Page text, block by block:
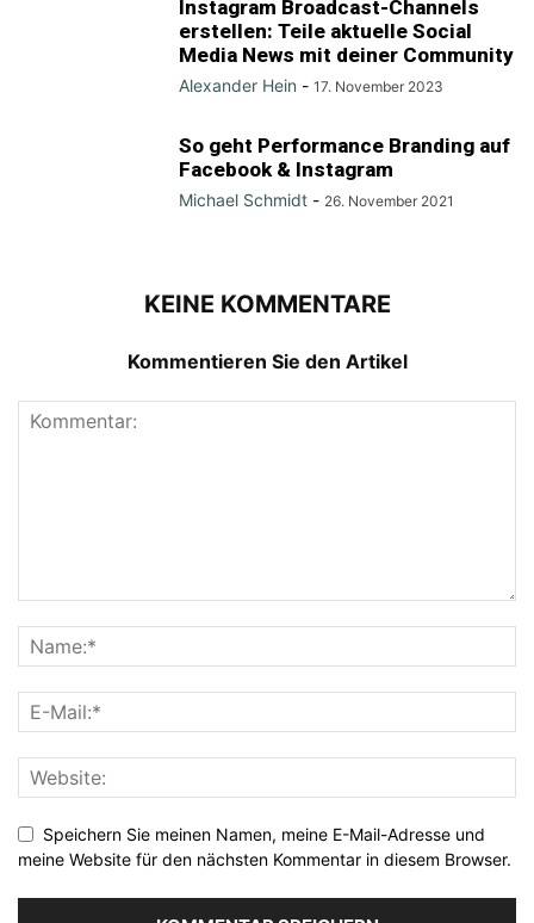
Instagram Broadcast-Channels
erstellen: Teile aktuelle Social
Media News mit deiner Community
Alexander Hein - 17. November 2023
So geht Performance Branding auf
Facebook & Instagram
Michael Schmidt - 26. November 2021
KEINE KOMMENTARE
Kommentieren Sie den Artikel
Speichern Sie meinen Namen, meine E-Mail-Adresse und
meine Website für den nächsten Kommentar in diesem Browser.